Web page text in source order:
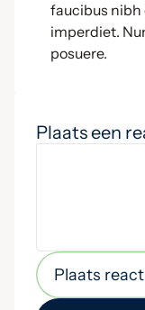
faucibus nibh
imperdiet.
posuere.
Plaats een
Plaats